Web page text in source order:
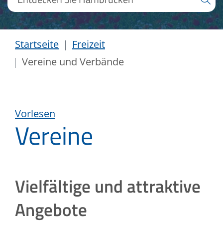
Startseite
Freizeit
Vereine und Verbände
Vorlesen
Vereine
Vielfältige und attraktive
Angebote